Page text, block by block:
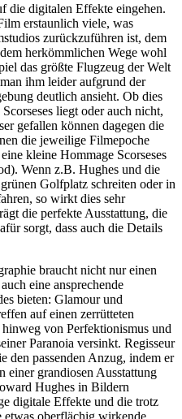
die digitalen Effekte eingehen.
erstaunlich viele, was
zurückzuführen ist, dem
herkömmlichen Wege wohl
das größte Flugzeug der Welt
ihm leider aufgrund der
deutlich ansieht. Ob dies
liegt oder auch nicht,
gefallen können dagegen die
die jeweilige Filmepoche
kleine Hommage Scorseses
Wenn z.B. Hughes und die
Golfplatz schreiten oder in
so wirkt dies sehr
die perfekte Ausstattung, die
sorgt, dass auch die Details
braucht nicht nur einen
eine ansprechende
bieten: Glamour und
auf einen zerrütteten
von Perfektionismus und
Paranoia versinkt. Regisseur
den passenden Anzug, indem er
einer grandiosen Ausstattung
Hughes in Bildern
digitale Effekte und die trotz
etwas oberflächig wirkende